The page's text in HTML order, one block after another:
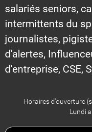
salariés seniors,
intermittents du
journalistes,
d'alertes,
d'entreprise, CSE,
Horaires d'ouverture
Lundi